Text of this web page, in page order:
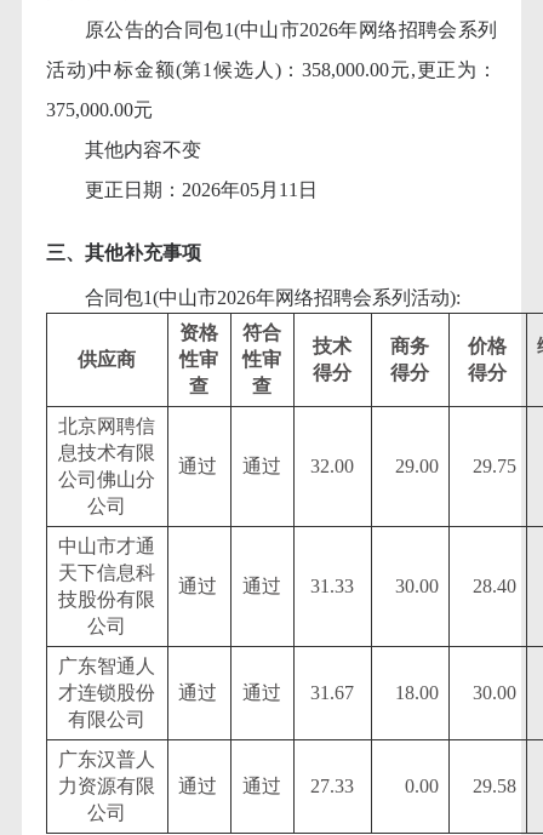
原公告的合同包1(中山市2026年网络招聘会系列
活动)中标金额(第1候选人)：358,000.00元,更正为：
375,000.00元
其他内容不变
更正日期： 2026年05月11日
三、其他补充事项
合同包1(中山市2026年网络招聘会系列活动):
供应商
资格
性审
查
符合
性审
查
技术
得分
商务
得分
价格
得分
北京网聘信
息技术有限
公司佛山分
公司
通过 通过 32.00 29.00 29.75
中山市才通
天下信息科
技股份有限
公司
通过 通过 31.33 30.00 28.40
广东智通人
才连锁股份
有限公司
通过 通过 31.67 18.00 30.00
广东汉普人
力资源有限
公司
通过 通过 27.33 0.00 29.58